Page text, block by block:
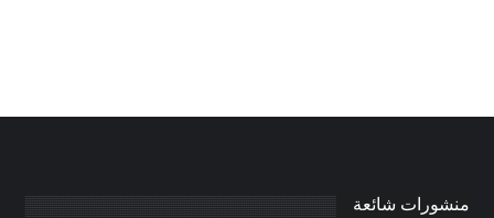
منشورات شائعة